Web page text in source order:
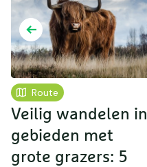
Route
Veilig wandelen in
gebieden met
grote grazers: 5